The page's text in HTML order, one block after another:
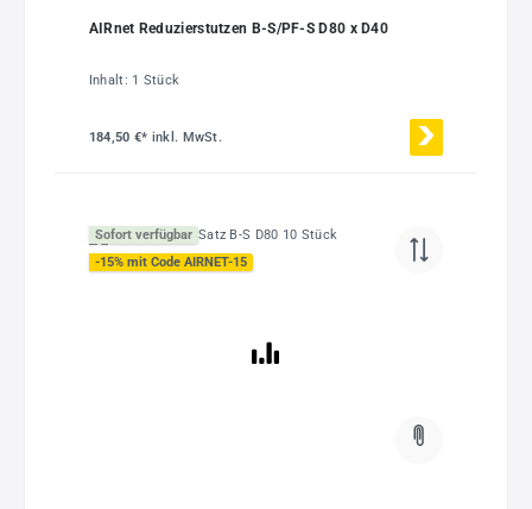
AIRnet Reduzierstutzen B-S/PF-S D80 x D40
Inhalt: 1 Stück
184,50 €* inkl. MwSt.
Sofort verfügbar
-15% mit Code AIRNET-15